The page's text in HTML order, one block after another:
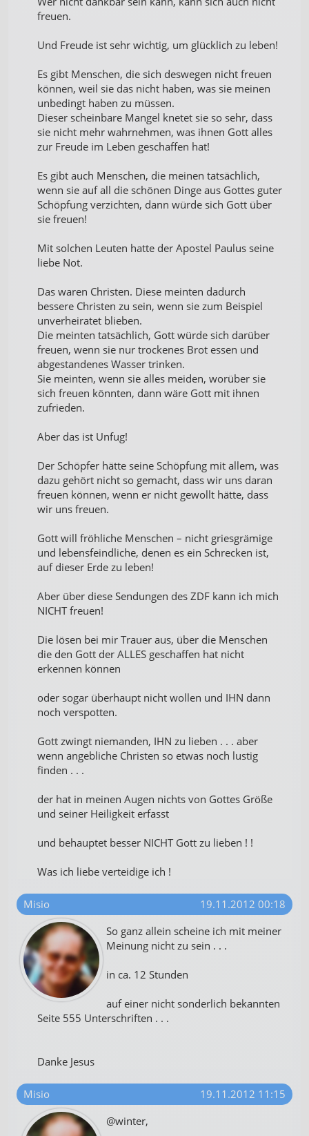
freuen.
Und Freude ist sehr wichtig, um glücklich zu leben!
Es gibt Menschen, die sich deswegen nicht freuen
können, weil sie das nicht haben, was sie meinen
unbedingt haben zu müssen.
Dieser scheinbare Mangel knetet sie so sehr, dass
sie nicht mehr wahrnehmen, was ihnen Gott alles
zur Freude im Leben geschaffen hat!
Es gibt auch Menschen, die meinen tatsächlich,
wenn sie auf all die schönen Dinge aus Gottes guter
Schöpfung verzichten, dann würde sich Gott über
sie freuen!
Mit solchen Leuten hatte der Apostel Paulus seine
liebe Not.
Das waren Christen. Diese meinten dadurch
bessere Christen zu sein, wenn sie zum Beispiel
unverheiratet blieben.
Die meinten tatsächlich, Gott würde sich darüber
freuen, wenn sie nur trockenes Brot essen und
abgestandenes Wasser trinken.
Sie meinten, wenn sie alles meiden, worüber sie
sich freuen könnten, dann wäre Gott mit ihnen
zufrieden.
Aber das ist Unfug!
Der Schöpfer hätte seine Schöpfung mit allem, was
dazu gehört nicht so gemacht, dass wir uns daran
freuen können, wenn er nicht gewollt hätte, dass
wir uns freuen.
Gott will fröhliche Menschen – nicht griesgrämige
und lebensfeindliche, denen es ein Schrecken ist,
auf dieser Erde zu leben!
Aber über diese Sendungen des ZDF kann ich mich
NICHT freuen!
Die lösen bei mir Trauer aus, über die Menschen
die den Gott der ALLES geschaffen hat nicht
erkennen können
oder sogar überhaupt nicht wollen und IHN dann
noch verspotten.
Gott zwingt niemanden, IHN zu lieben . . . aber
wenn angebliche Christen so etwas noch lustig
finden . . .
der hat in meinen Augen nichts von Gottes Größe
und seiner Heiligkeit erfasst
und behauptet besser NICHT Gott zu lieben ! !
Was ich liebe verteidige ich !
Misio
19.11.2012 00:18
So ganz allein scheine ich mit meiner
Meinung nicht zu sein . . .
in ca. 12 Stunden
auf einer nicht sonderlich bekannten
Seite 555 Unterschriften . . .
Danke Jesus
Misio
19.11.2012 11:15
@winter,